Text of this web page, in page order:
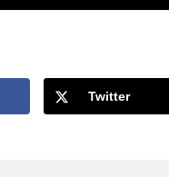
Twitter